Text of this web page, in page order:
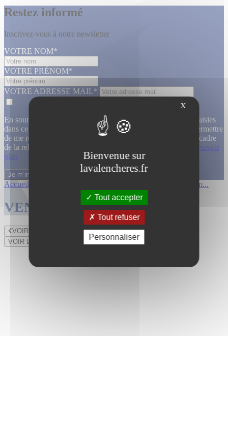
Restez informé
Inscrivez-vous à notre newsletter
VOTRE NOM*
VOTRE PRÉNOM*
VOTRE ADRESSE MAIL*
En soumettant ce formulaire, j’accepte que les informations saisies
dans ce formulaire soient utilisées, exploitées, traitées pour permettre
de me recontacter, pour m’envoyer des informations, dans le cadre
de la relation commerciale qui découle de cette demande.
En savoir
plus
Accueil Collection de m...
VENTES TERMINÉES
VOIR LE LOT PRÉCÉDENT
VOIR LE LOT SUIVANT
X
Bienvenue sur
lavalencheres.fr
Tout accepter
Tout refuser
Personnaliser